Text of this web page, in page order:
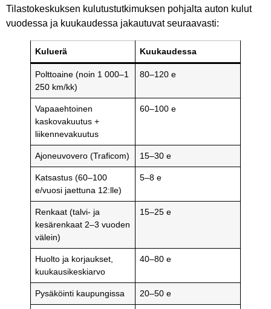
Tilastokeskuksen kulutustutkimuksen pohjalta auton kulut
vuodessa ja kuukaudessa jakautuvat seuraavasti:
Kuluerä Kuukaudessa
Polttoaine (noin 1 000–1
250 km/kk)
80–120 e
Vapaaehtoinen
kaskovakuutus +
liikennevakuutus
60–100 e
Ajoneuvovero (Traficom) 15–30 e
Katsastus (60–100
e/vuosi jaettuna 12:lle)
5–8 e
Renkaat (talvi- ja
kesärenkaat 2–3 vuoden
välein)
15–25 e
Huolto ja korjaukset,
kuukausikeskiarvo
40–80 e
Pysäköinti kaupungissa 20–50 e